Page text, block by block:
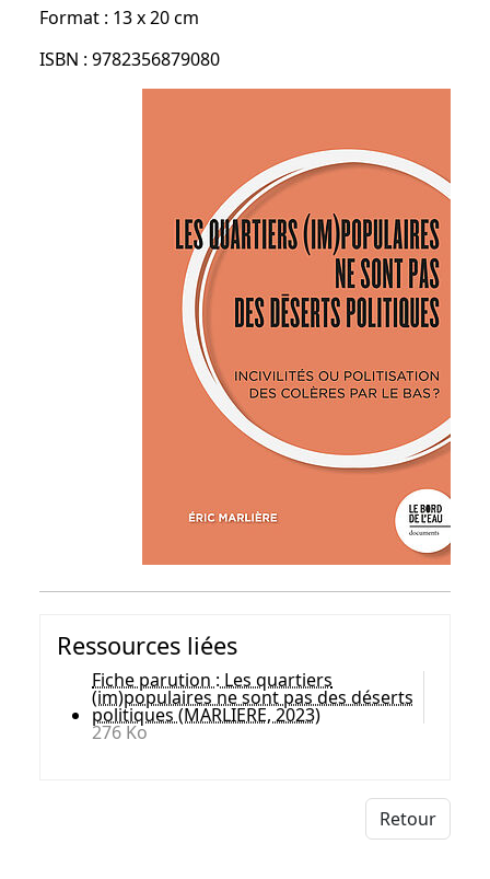
Format : 13 x 20 cm
ISBN : 9782356879080
Ressources liées
Fiche parution : Les quartiers
(im)populaires ne sont pas des déserts
politiques (MARLIERE, 2023)
276 Ko
Retour